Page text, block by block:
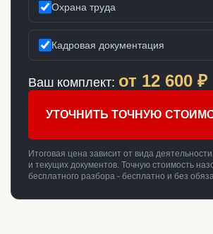
Охрана труда
Кадровая документация
Ваш комплект: от 12 600 ₽
УТОЧНИТЬ ТОЧНУЮ
Итоговая цена зависит от вида
и текущих документов. Точную стоимость
бесплатного разбора - бесплатно и без